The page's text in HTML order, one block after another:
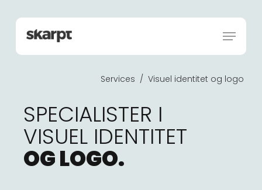
content
Menu
Services /Visuel identitet og logo
SPECIALISTER I
VISUEL IDENTITET
OG LOGO.